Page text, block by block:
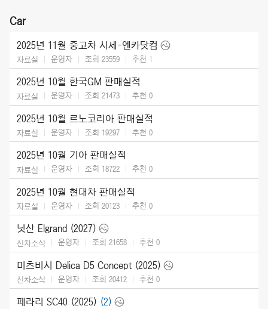
Car
2025년 11월 중고차 시세-엔카닷컴
자료실 운영자 조회 23559 추천 1
2025년 10월 한국GM 판매실적
자료실 운영자 조회 21473 추천 0
2025년 10월 르노코리아 판매실적
자료실 운영자 조회 19297 추천 0
2025년 10월 기아 판매실적
자료실 운영자 조회 18722 추천 0
2025년 10월 현대차 판매실적
자료실 운영자 조회 20123 추천 0
닛산 Elgrand (2027)
신차소식 운영자 조회 21658 추천 0
미츠비시 Delica D5 Concept (2025)
신차소식 운영자 조회 20412 추천 0
페라리 SC40 (2025) (2)